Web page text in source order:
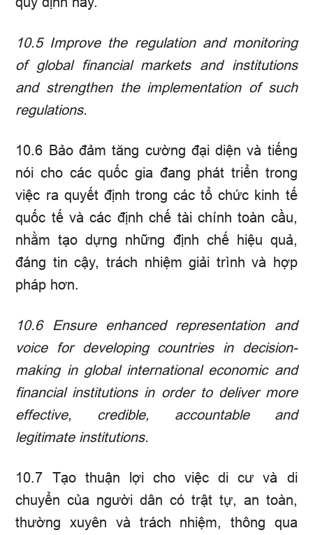
10.5 Improve the regulation and monitoring
of global financial markets and institutions
and strengthen the implementation of such
regulations.
10.6 Bảo đảm tăng cường đại diện và tiếng
nói cho các quốc gia đang phát triển trong
việc ra quyết định trong các tổ chức kinh tế
quốc tế và các định chế tài chính toàn cầu,
nhằm tạo dựng những định chế hiệu quả,
đáng tin cậy, trách nhiệm giải trình và hợp
pháp hơn.
10.6
Ensure enhanced representation and
voice for developing countries in decision-
making in global international economic and
financial institutions in order to deliver more
effective, credible, accountable and
legitimate institutions.
10.7 Tạo thuận lợi cho việc di cư và di
chuyển của người dân có trật tự, an toàn,
thường xuyên và trách nhiệm, thông qua